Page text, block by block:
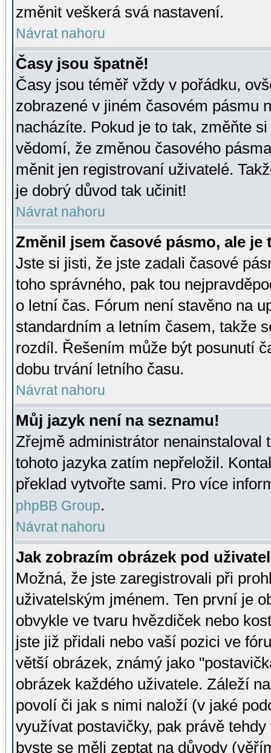
změnit veškerá svá nastavení.
Návrat nahoru
Časy jsou špatně!
Časy jsou téměř vždy v pořádku,
zobrazené v jiném časovém pásmu
nacházíte. Pokud je to tak, změňte
vědomí, že změnou časového
měnit jen registrovaní uživatelé.
je dobrý důvod tak učinit!
Návrat nahoru
Změnil jsem časové pásmo, ale je
Jste si jisti, že jste zadali časové
toho správného, pak tou
o letní čas. Fórum není stavěno na
standardním a letním časem, takže
rozdíl. Řešením může být posunutí
dobu trvání letního času.
Návrat nahoru
Můj jazyk není na seznamu!
Zřejmě administrátor nenainstaloval
tohoto jazyka zatím nepřeložil.
překlad vytvořte sami. Pro více
phpBB Group.
Návrat nahoru
Jak zobrazím obrázek pod
Možná, že jste zaregistrovali při
uživatelským jménem. Ten první je
obvykle ve tvaru hvězdiček nebo
jste již přidali nebo vaší pozici ve
větší obrázek, známý jako
obrázek každého uživatele. Záleží
povolí či jak s nimi naloží (v jaké
využívat postavičky, pak právě
byste se měli zeptat na důvody